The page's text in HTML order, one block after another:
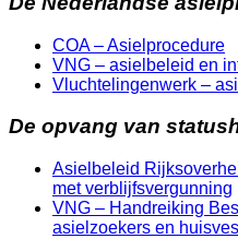
COA – Asielprocedure
VNG – asielbeleid en
Vluchtelingenwerk –
De opvang van
Asielbeleid
met verblijfsvergunning
VNG – Handreiking
asielzoekers en